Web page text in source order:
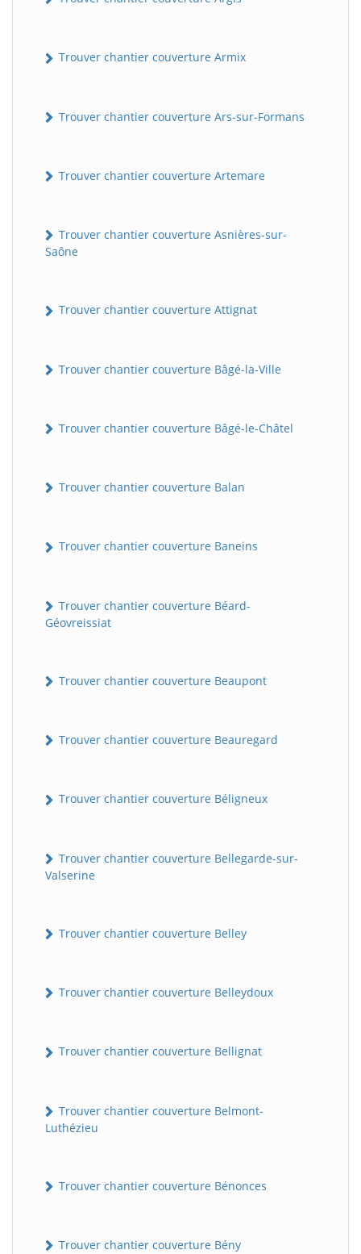
Trouver chantier couverture Armix
Trouver chantier couverture Ars-sur-Formans
Trouver chantier couverture Artemare
Trouver chantier couverture Asnières-sur-
Saône
Trouver chantier couverture Attignat
Trouver chantier couverture Bâgé-la-Ville
Trouver chantier couverture Bâgé-le-Châtel
Trouver chantier couverture Balan
Trouver chantier couverture Baneins
Trouver chantier couverture Béard-
Géovreissiat
Trouver chantier couverture Beaupont
Trouver chantier couverture Beauregard
Trouver chantier couverture Béligneux
Trouver chantier couverture Bellegarde-sur-
Valserine
Trouver chantier couverture Belley
Trouver chantier couverture Belleydoux
Trouver chantier couverture Bellignat
Trouver chantier couverture Belmont-
Luthézieu
Trouver chantier couverture Bénonces
Trouver chantier couverture Bény